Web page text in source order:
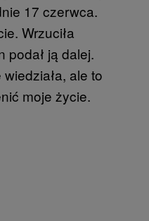
17 czerwca.
Wrzuciła
podał ją dalej.
ale to
moje życie.